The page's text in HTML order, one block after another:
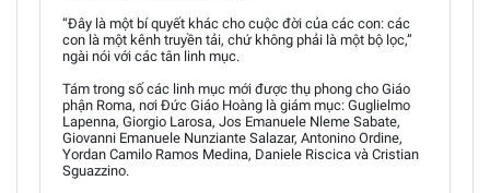
“Đây là một bí quyết khác cho cuộc đời của các con: các
con là một kênh truyền tải, chứ không phải là một bộ lọc,”
ngài nói với các tân linh mục.
Tám trong số các linh mục mới được thụ phong cho Giáo
phận Roma, nơi Đức Giáo Hoàng là giám mục: Guglielmo
Lapenna, Giorgio Larosa, Jos Emanuele Nleme Sabate,
Giovanni Emanuele Nunziante Salazar, Antonino Ordine,
Yordan Camilo Ramos Medina, Daniele Riscica và Cristian
Sguazzino.